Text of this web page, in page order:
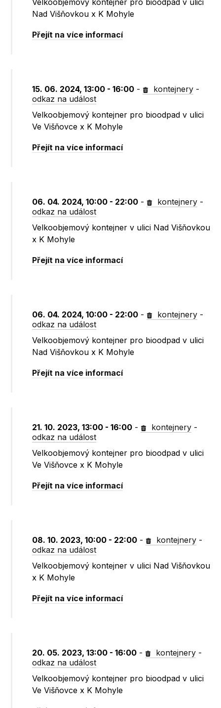
Velkoobjemový kontejner pro bioodpad v ulici
Nad Višňovkou x K Mohyle
Přejít na více informací
15. 06. 2024, 13:00 - 16:00 - kontejnery -
odkaz na událost
Velkoobjemový kontejner pro bioodpad v ulici
Ve Višňovce x K Mohyle
Přejít na více informací
06. 04. 2024, 10:00 - 22:00 - kontejnery -
odkaz na událost
Velkoobjemový kontejner v ulici Nad Višňovkou
x K Mohyle
Přejít na více informací
06. 04. 2024, 10:00 - 22:00 - kontejnery -
odkaz na událost
Velkoobjemový kontejner pro bioodpad v ulici
Nad Višňovkou x K Mohyle
Přejít na více informací
21. 10. 2023, 13:00 - 16:00 - kontejnery -
odkaz na událost
Velkoobjemový kontejner pro bioodpad v ulici
Ve Višňovce x K Mohyle
Přejít na více informací
08. 10. 2023, 10:00 - 22:00 - kontejnery -
odkaz na událost
Velkoobjemový kontejner v ulici Nad Višňovkou
x K Mohyle
Přejít na více informací
20. 05. 2023, 13:00 - 16:00 - kontejnery -
odkaz na událost
Velkoobjemový kontejner pro bioodpad v ulici
Ve Višňovce x K Mohyle